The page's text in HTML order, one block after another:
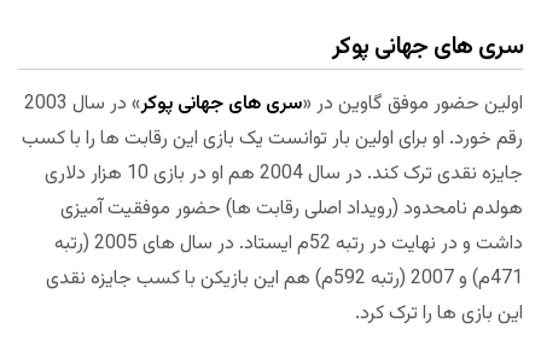
سری های جهانی پوکر
اولین حضور موفق گاوین در «سری های جهانی پوکر
» در سال 2003
رقم خورد. او برای اولین بار توانست یک بازی این رقابت ها را با کسب
جایزه نقدی ترک کند. در سال 2004 هم او در بازی 10 هزار دلاری
هولدم نامحدود (رویداد اصلی رقابت ها) حضور موفقیت آمیزی
داشت و در نهایت در رتبه 52م ایستاد. در سال های 2005 (رتبه
471م) و 2007 (رتبه 592م) هم این بازیکن با کسب جایزه نقدی
این بازی ها را ترک کرد.